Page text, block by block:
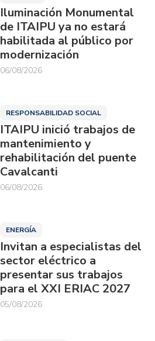
Iluminación Monumental
de ITAIPU ya no estará
habilitada al público por
modernización
06/08/2026
RESPONSABILIDAD SOCIAL
ITAIPU inició trabajos de
mantenimiento y
rehabilitación del puente
Cavalcanti
06/08/2026
ENERGÍA
Invitan a especialistas del
sector eléctrico a
presentar sus trabajos
para el XXI ERIAC 2027
05/08/2026